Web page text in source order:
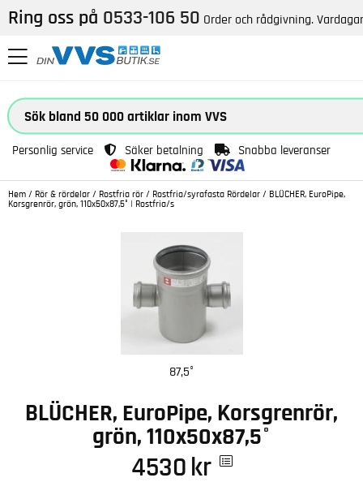
Ring oss på 0533-106 50 Order och rådgivning.
Personlig service Säker betalning Snabba leveranser
Hem / Rör & rördelar / Rostfria rör / Rostfria/syrafasta Rördelar / BLÜCHER, EuroPipe,
Korsgrenrör, grön, 110x50x87,5° | Rostfria/s
87,5°
BLÜCHER, EuroPipe, Korsgrenrör,
grön, 110x50x87,5°
4530 kr